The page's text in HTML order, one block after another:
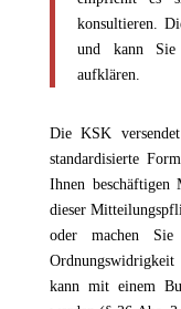
konsultieren.
und kann Sie
aufklären.
Die KSK
standardisierte
Ihnen
dieser
oder machen
Ordnungswidrigkeit
kann mit einem